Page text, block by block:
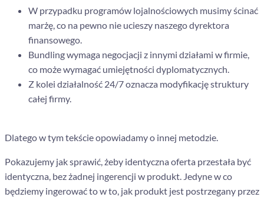
W przypadku programów lojalnościowych musimy ścinać
marżę, co na pewno nie ucieszy naszego dyrektora
finansowego.
Bundling wymaga negocjacji z innymi działami w firmie,
co może wymagać umiejętności dyplomatycznych.
Z kolei działalność 24/7 oznacza modyfikację struktury
całej firmy.
Dlatego w tym tekście opowiadamy o innej metodzie.
Pokazujemy jak sprawić, żeby identyczna oferta przestała być
identyczna, bez żadnej ingerencji w produkt. Jedyne w co
będziemy ingerować to w to, jak produkt jest postrzegany przez